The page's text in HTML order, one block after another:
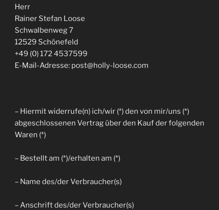
Herr
Rainer Stefan Loose
Schwalbenweg 7
12529 Schönefeld
+49 (0) 172 4537599
E-Mail-Adresse: post@holly-loose.com
– Hiermit widerrufe(n) ich/wir (*) den von mir/uns (*)
abgeschlossenen Vertrag über den Kauf der folgenden
Waren (*)
– Bestellt am (*)/erhalten am (*)
– Name des/der Verbraucher(s)
– Anschrift des/der Verbraucher(s)